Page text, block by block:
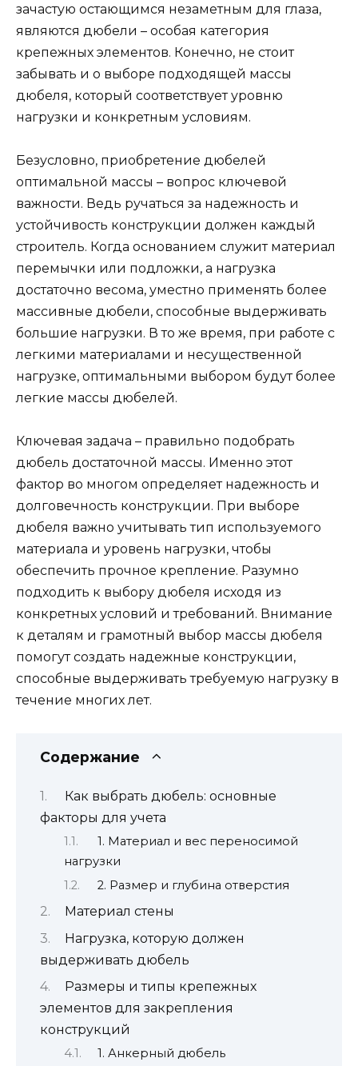
зачастую остающимся незаметным для глаза,
являются дюбели – особая категория
крепежных элементов. Конечно, не стоит
забывать и о выборе подходящей массы
дюбеля, который соответствует уровню
нагрузки и конкретным условиям.
Безусловно, приобретение дюбелей
оптимальной массы – вопрос ключевой
важности. Ведь ручаться за надежность и
устойчивость конструкции должен каждый
строитель. Когда основанием служит материал
перемычки или подложки, а нагрузка
достаточно весома, уместно применять более
массивные дюбели, способные выдерживать
большие нагрузки. В то же время, при работе с
легкими материалами и несущественной
нагрузке, оптимальными выбором будут более
легкие массы дюбелей.
Ключевая задача – правильно подобрать
дюбель достаточной массы. Именно этот
фактор во многом определяет надежность и
долговечность конструкции. При выборе
дюбеля важно учитывать тип используемого
материала и уровень нагрузки, чтобы
обеспечить прочное крепление. Разумно
подходить к выбору дюбеля исходя из
конкретных условий и требований. Внимание
к деталям и грамотный выбор массы дюбеля
помогут создать надежные конструкции,
способные выдерживать требуемую нагрузку в
течение многих лет.
Содержание
Как выбрать дюбель: основные
факторы для учета
1. Материал и вес переносимой
нагрузки
2. Размер и глубина отверстия
Материал стены
Нагрузка, которую должен
выдерживать дюбель
Размеры и типы крепежных
элементов для закрепления
конструкций
1. Анкерный дюбель